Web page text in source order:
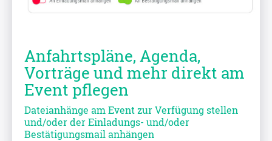
Anfahrtspläne, Agenda,
Vorträge und mehr direkt am
Event pflegen
Dateianhänge am Event zur Verfügung stellen
und/oder der Einladungs- und/oder
Bestätigungsmail anhängen